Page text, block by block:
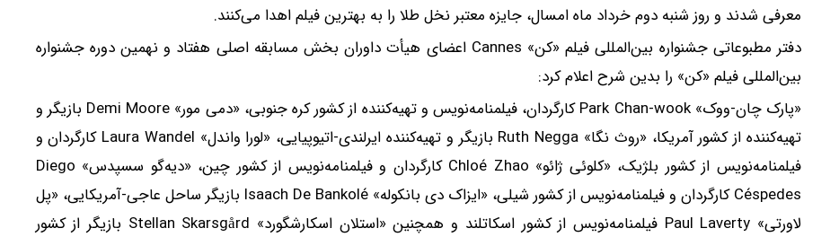
معرفی شدند و روز شنبه دوم خرداد ماه امسال، جایزه معتبر نخل طلا را به بهترین فیلم اهدا می‌کنند.
دفتر مطبوعاتی جشنواره بین‌المللی فیلم «کن» Cannes اعضای هیأت داوران بخش مسابقه اصلی هفتاد و نهمین دوره جشنواره
بین‌المللی فیلم «کن» را بدین شرح اعلام کرد:
«پارک چان-ووک» Park Chan-wook کارگردان، فیلمنامه‌نویس و تهیه‌کننده از کشور کره جنوبی، «دمی مور» Demi Moore بازیگر و
تهیه‌کننده از کشور آمریکا، «روث نگا» Ruth Negga بازیگر و تهیه‌کننده ایرلندی-اتیوپیایی، «لورا واندل» Laura Wandel کارگردان و
فیلمنامه‌نویس از کشور بلژیک، «کلوئی ژائو» Chloé Zhao کارگردان و فیلمنامه‌نویس از کشور چین، «دیه‌گو سسپدس» Diego
Céspedes کارگردان و فیلمنامه‌نویس از کشور شیلی، «ایزاک دی بانکوله» Isaach De Bankolé بازیگر ساحل عاجی-آمریکایی، «پل
لاورتی» Paul Laverty فیلمنامه‌نویس از کشور اسکاتلند و همچنین «استلان اسکارشگورد» Stellan Skarsgård بازیگر از کشور
کرم ترمیم زخم ایرانی را ساخت!!!
کلیک کن!
جای زخم و بخیه داری؟؟ 3 هفته‌ای محوش کن!
کلیک کن!
لیفت و جوانسازی صورت و غبغب بدون جراحی و
دوران نقاهت ✨
فرم رو پر کن